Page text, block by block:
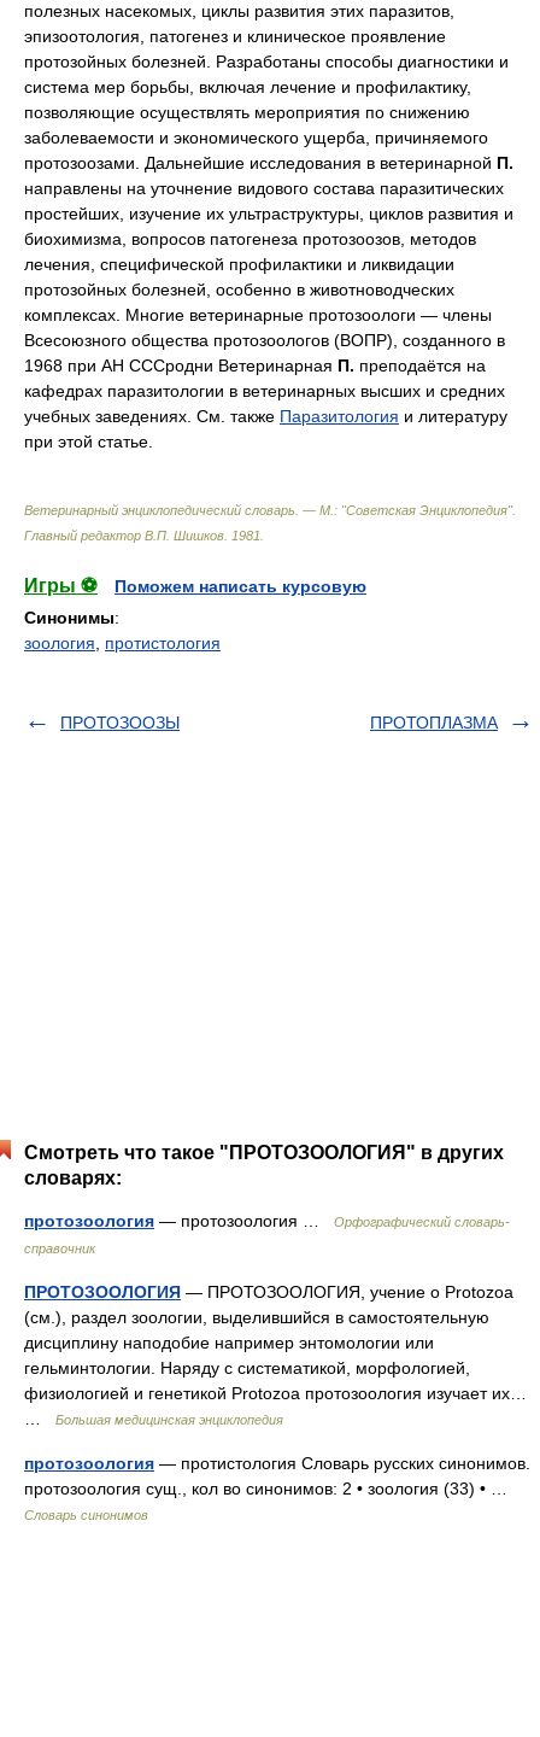
полезных насекомых, циклы развития этих паразитов,
эпизоотология, патогенез и клиническое проявление
протозойных болезней. Разработаны способы диагностики и
система мер борьбы, включая лечение и профилактику,
позволяющие осуществлять мероприятия по снижению
заболеваемости и экономического ущерба, причиняемого
протозоозами. Дальнейшие исследования в ветеринарной П.
направлены на уточнение видового состава паразитических
простейших, изучение их ультраструктуры, циклов развития и
биохимизма, вопросов патогенеза протозоозов, методов
лечения, специфической профилактики и ликвидации
протозойных болезней, особенно в животноводческих
комплексах. Многие ветеринарные протозоологи — члены
Всесоюзного общества протозоологов (ВОПР), созданного в
1968 при АН СССродни Ветеринарная П. преподаётся на
кафедрах паразитологии в ветеринарных высших и средних
учебных заведениях. См. также Паразитология и литературу
при этой статье.
Ветеринарный энциклопедический словарь. — М.: "Советская Энциклопедия".
Главный редактор В.П. Шишков 1981
Игры ⚽
Поможем написать курсовую
Синонимы:
зоология
протистология
ПРОТОЗООЗЫ ПРОТОПЛАЗМА
Смотреть что такое "ПРОТОЗООЛОГИЯ" в других
словарях:
протозоология — протозоология …
Орфографический словарь-
справочник
ПРОТОЗООЛОГИЯ — ПРОТОЗООЛОГИЯ, учение о Protozoa
(см.), раздел зоологии, выделившийся в самостоятельную
дисциплину наподобие например энтомологии или
гельминтологии. Наряду с систематикой, морфологией,
физиологией и генетикой Protozoa протозоология изучает их…
Большая медицинская энциклопедия
протозоология — протистология Словарь русских синонимов.
протозоология сущ., кол во синонимов: 2 • зоология (33) • …
Словарь синонимов